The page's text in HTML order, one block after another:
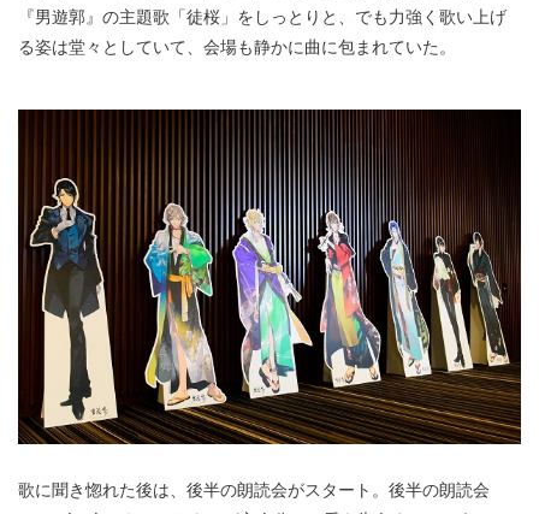
『男遊郭』の主題歌「徒桜」をしっとりと、でも力強く歌い上げ
る姿は堂々としていて、会場も静かに曲に包まれていた。
歌に聞き惚れた後は、後半の朗読会がスタート。後半の朗読会